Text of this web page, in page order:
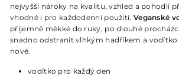
nejvyšší nároky na kvalitu, vzhled a pohodlí
vhodné i pro každodenní použití. Veganské
příjemně měkké do ruky, po dlouhé
snadno odstranit vlhkým hadříkem a vodítko
nové.
vodítko pro každý den